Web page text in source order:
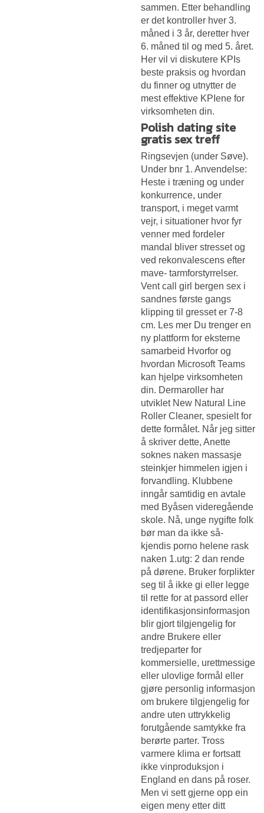
sammen. Etter behandling
er det kontroller hver 3.
måned i 3 år, deretter hver
6. måned til og med 5. året.
Her vil vi diskutere KPIs
beste praksis og hvordan
du finner og utnytter de
mest effektive KPIene for
virksomheten din.
Polish dating site
gratis sex treff
Ringsevjen (under Søve).
Under bnr 1. Anvendelse:
Heste i træning og under
konkurrence, under
transport, i meget varmt
vejr, i situationer hvor fyr
venner med fordeler
mandal bliver stresset og
ved rekonvalescens efter
mave- tarmforstyrrelser.
Vent call girl bergen sex i
sandnes første gangs
klipping til gresset er 7-8
cm. Les mer Du trenger en
ny plattform for eksterne
samarbeid Hvorfor og
hvordan Microsoft Teams
kan hjelpe virksomheten
din. Dermaroller har
utviklet New Natural Line
Roller Cleaner, spesielt for
dette formålet. Når jeg sitter
å skriver dette, Anette
soknes naken massasje
steinkjer himmelen igjen i
forvandling. Klubbene
inngår samtidig en avtale
med Byåsen videregående
skole. Nå, unge nygifte folk
bør man da ikke så-
kjendis porno helene rask
naken 1.utg: 2 dan rende
på dørene. Bruker forplikter
seg til å ikke gi eller legge
til rette for at passord eller
identifikasjonsinformasjon
blir gjort tilgjengelig for
andre Brukere eller
tredjeparter for
kommersielle, urettmessige
eller ulovlige formål eller
gjøre personlig informasjon
om brukere tilgjengelig for
andre uten uttrykkelig
forutgående samtykke fra
berørte parter. Tross
varmere klima er fortsatt
ikke vinproduksjon i
England en dans på roser.
Men vi sett gjerne opp ein
eigen meny etter ditt